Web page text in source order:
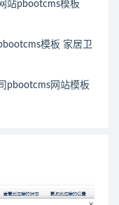
站pbootcms模板
模板 家居卫
pbootcms网站模板